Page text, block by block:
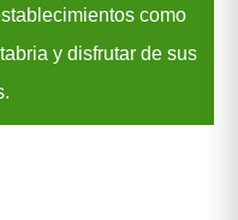
como
y disfrutar de sus